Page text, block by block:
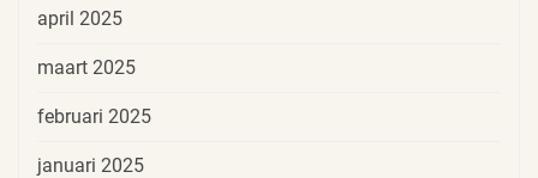
april 2025
maart 2025
februari 2025
januari 2025